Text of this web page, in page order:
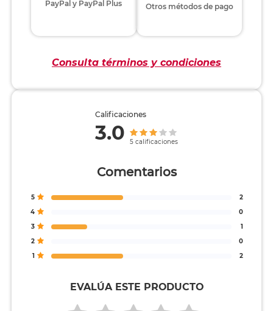
PayPal y PayPal Plus Otros métodos de pago
Consulta términos y condiciones
Comentarios
5
2
4
0
3
1
2
0
1
2
Calificaciones
3.0 5 calificaciones
EVALÚA ESTE PRODUCTO